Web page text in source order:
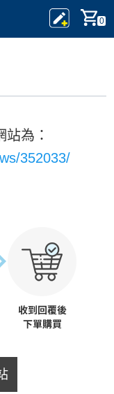
0
為：
352033/